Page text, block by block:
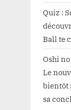
Quiz :
Ball te
Oshi
Le
bientôt
sa